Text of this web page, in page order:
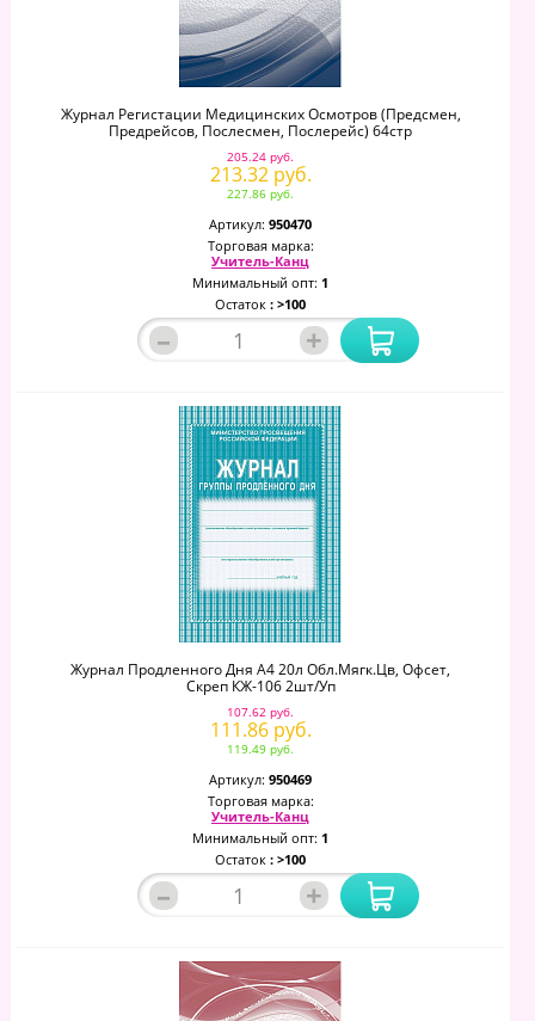
Журнал Регистации Медицинских Осмотров (предсмен,
Предрейсов, Послесмен, Послерейс) 64стр
205.24 руб.
213.32 руб.
227.86 руб.
Артикул: 950470
Торговая марка:
Учитель-Канц
Минимальный опт: 1
Остаток : >100
– +
Журнал Продленного Дня А4 20л Обл.мягк.цв, Офсет,
Скреп КЖ-106 2шт/уп
107.62 руб.
111.86 руб.
119.49 руб.
Артикул: 950469
Торговая марка:
Учитель-Канц
Минимальный опт: 1
Остаток : >100
– +